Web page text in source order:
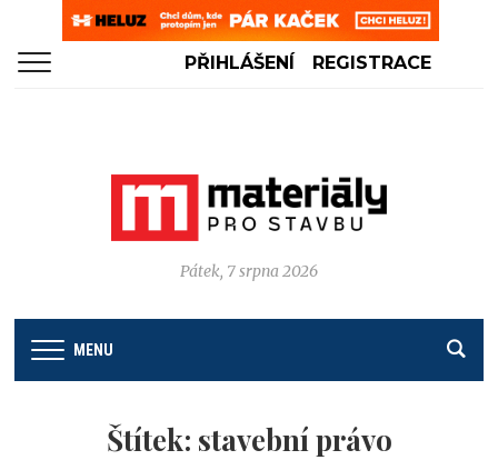
PŘIHLÁŠENÍ REGISTRACE
Pátek, 7 srpna 2026
MENU
Štítek: stavební právo